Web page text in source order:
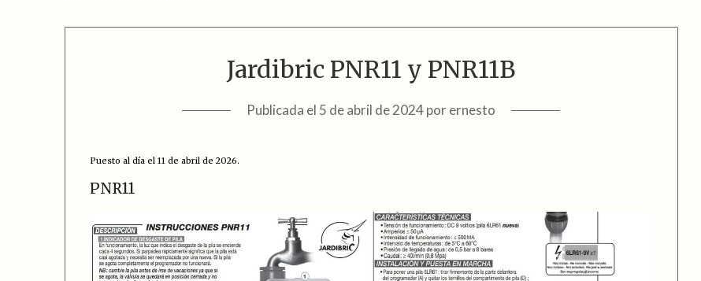
Jardibric PNR11 y PNR11B
Publicada el 5 de abril de 2024porernesto
Puesto al día el 11 de abril de 2026.
PNR11